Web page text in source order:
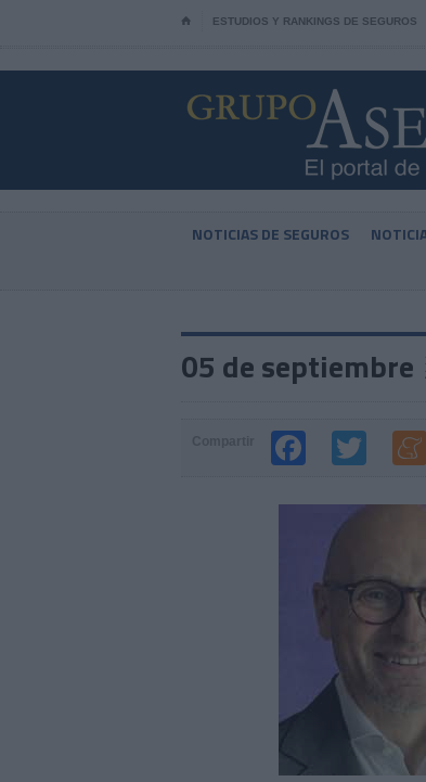
⌂ ESTUDIOS Y RANKINGS DE SEGUROS
NOTICIAS DE SEGUROS
05 de septiembre